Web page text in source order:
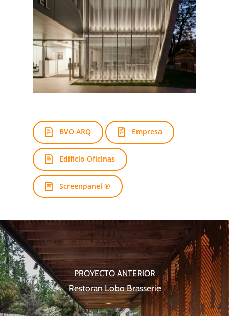
BVO ARQ Empresa
Edificio Oficinas
Screenpanel ®
PROYECTO ANTERIOR
Restoran Lobo Brasserie